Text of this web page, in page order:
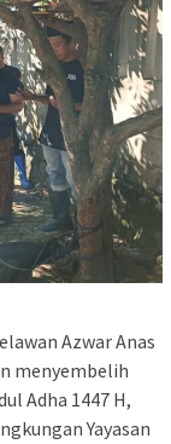
Azwar Anas
menyembelih
Adha 1447 H,
Yayasan